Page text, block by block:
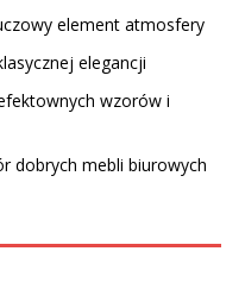
element atmosfery
elegancji
wzorów i
dobrych mebli biurowych